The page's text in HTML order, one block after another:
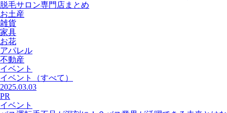
脱毛サロン専門店まとめ
お土産
雑貨
家具
お花
アパレル
不動産
イベント
イベント
（すべて）
2025.03.03
PR
イベント